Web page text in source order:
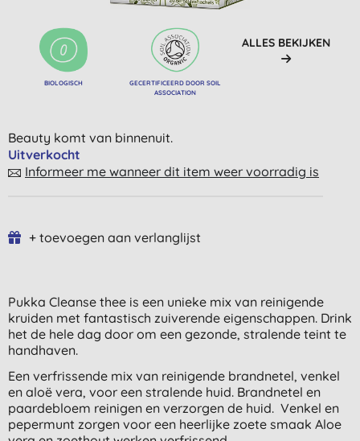
BIOLOGISCH
GECERTIFICEERD DOOR SOIL
ASSOCIATION
ALLES BEKIJKEN
Beauty komt van binnenuit.
Uitverkocht
Informeer me wanneer dit item weer voorradig is
+ toevoegen aan verlanglijst
Pukka Cleanse thee is een unieke mix van reinigende
kruiden met fantastisch zuiverende eigenschappen. Drink
het de hele dag door om een gezonde, stralende teint te
handhaven.
Een verfrissende mix van reinigende brandnetel, venkel
en aloë vera, voor een stralende huid. Brandnetel en
paardebloem reinigen en verzorgen de huid. Venkel en
pepermunt zorgen voor een heerlijke zoete smaak Aloe